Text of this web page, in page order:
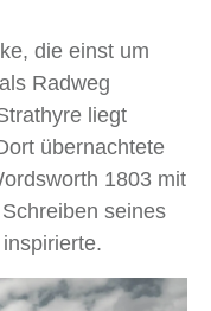
die einst um
Radweg
liegt
übernachtete
1803 mit
seines